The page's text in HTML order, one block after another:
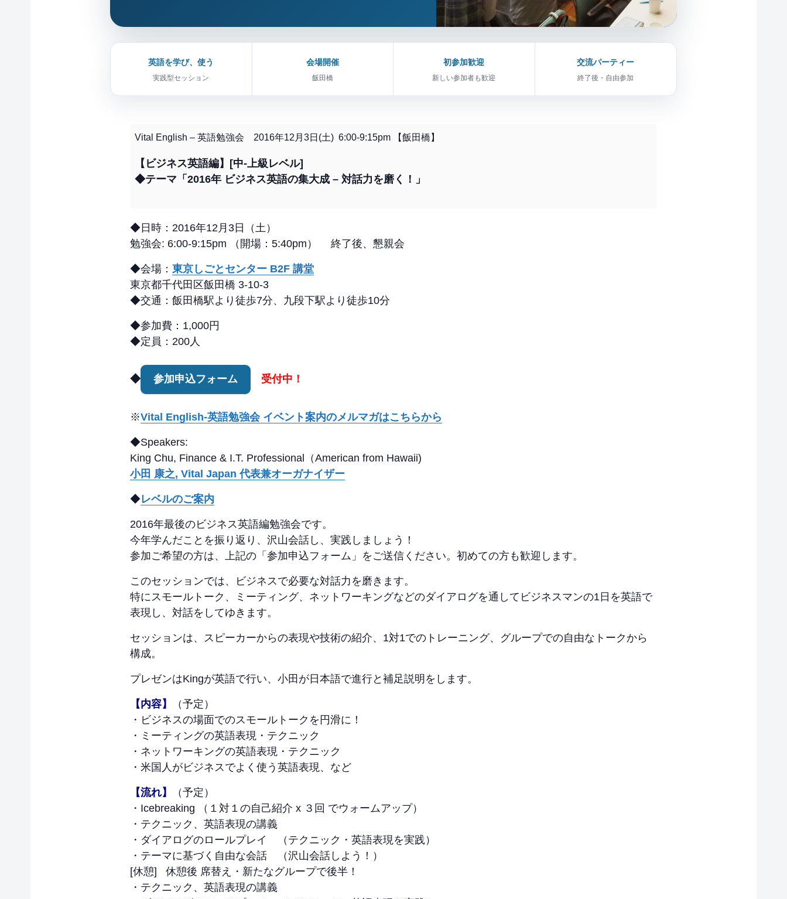
英語を学び、使う
実践型セッション
会場開催
飯田橋
初参加歓迎
新しい参加者も歓迎
交流パーティー
終了後・自由参加
Vital English – 英語勉強会 2016年12月3日(土) 6:00-9:15pm 【飯田橋】
【ビジネス英語編】[中-上級レベル]
◆テーマ「2016年 ビジネス英語の集大成 – 対話力を磨く！」
◆日時：2016年12月3日（土）
勉強会: 6:00-9:15pm （開場：5:40pm） 終了後、懇親会
◆会場： 東京しごとセンター B2F 講堂
東京都千代田区飯田橋 3-10-3
◆交通：飯田橋駅より徒歩7分、九段下駅より徒歩10分
◆参加費：1,000円
◆定員：200人
◆ 参加申込フォーム 受付中！
※Vital English-英語勉強会 イベント案内のメルマガはこちらから
◆Speakers:
King Chu, Finance & I.T. Professional（American from Hawaii)
小田 康之, Vital Japan 代表兼オーガナイザー
◆レベルのご案内
2016年最後のビジネス英語編勉強会です。
今年学んだことを振り返り、沢山会話し、実践しましょう！
参加ご希望の方は、上記の「参加申込フォーム」をご送信ください。初めての方も歓迎します。
このセッションでは、ビジネスで必要な対話力を磨きます。
特にスモールトーク、ミーティング、ネットワーキングなどのダイアログを通してビジネスマンの1日を英語で
表現し、対話をしてゆきます。
セッションは、スピーカーからの表現や技術の紹介、1対1でのトレーニング、グループでの自由なトークから
構成。
プレゼンはKingが英語で行い、小田が日本語で進行と補足説明をします。
【内容】
（予定）
・ビジネスの場面でのスモールトークを円滑に！
・ミーティングの英語表現・テクニック
・ネットワーキングの英語表現・テクニック
・米国人がビジネスでよく使う英語表現、など
【流れ】
（予定）
・Icebreaking （１対１の自己紹介 x ３回 でウォームアップ）
・テクニック、英語表現の講義
・ダイアログのロールプレイ （テクニック・英語表現を実践）
・テーマに基づく自由な会話 （沢山会話しよう！）
[休憩] 休憩後 席替え・新たなグループで後半！
・テクニック、英語表現の講義